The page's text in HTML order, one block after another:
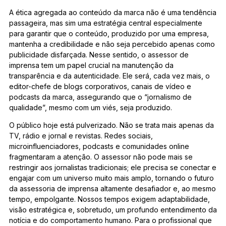
A ética agregada ao conteúdo da marca não é uma tendência
passageira, mas sim uma estratégia central especialmente
para garantir que o conteúdo, produzido por uma empresa,
mantenha a credibilidade e não seja percebido apenas como
publicidade disfarçada. Nesse sentido, o assessor de
imprensa tem um papel crucial na manutenção da
transparência e da autenticidade. Ele será, cada vez mais, o
editor-chefe de blogs corporativos, canais de vídeo e
podcasts da marca, assegurando que o “jornalismo de
qualidade”, mesmo com um viés, seja produzido.
O público hoje está pulverizado. Não se trata mais apenas da
TV, rádio e jornal e revistas. Redes sociais,
microinfluenciadores, podcasts e comunidades online
fragmentaram a atenção. O assessor não pode mais se
restringir aos jornalistas tradicionais; ele precisa se conectar e
engajar com um universo muito mais amplo, tornando o futuro
da assessoria de imprensa altamente desafiador e, ao mesmo
tempo, empolgante. Nossos tempos exigem adaptabilidade,
visão estratégica e, sobretudo, um profundo entendimento da
notícia e do comportamento humano. Para o profissional que